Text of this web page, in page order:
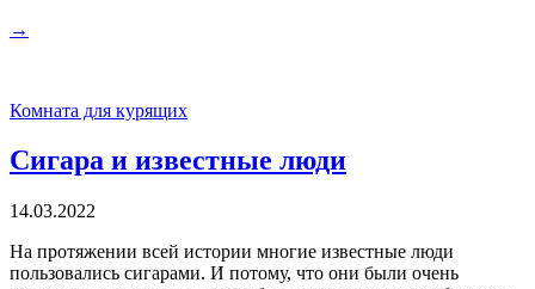
→
Комната для курящих
Сигара и известные люди
14.03.2022
На протяжении всей истории многие известные люди
пользовались сигарами. И потому, что они были очень